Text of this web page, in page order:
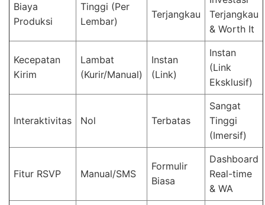
Biaya
Produksi
Tinggi (Per
Lembar)
Terjangkau
Terjangkau
& Worth It
Kecepatan
Kirim
Lambat
(Kurir/Manual)
Instan
(Link)
Instan
(Link
Eksklusif)
Interaktivitas Nol Terbatas
Sangat
Tinggi
(Imersif)
Fitur RSVP Manual/SMS
Formulir
Biasa
Dashboard
Real-time
& WA